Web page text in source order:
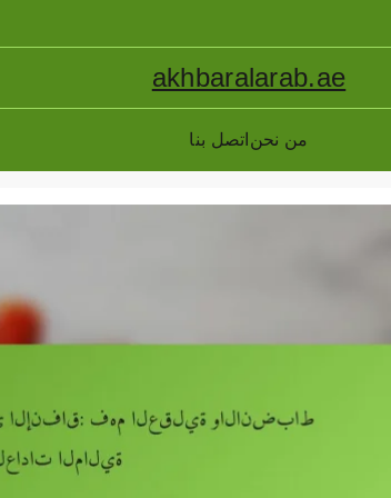
akhbaralarab.ae
اتصل بنا من نحن